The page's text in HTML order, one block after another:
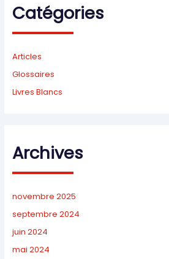
Catégories
Articles
Glossaires
Livres Blancs
Archives
novembre 2025
septembre 2024
juin 2024
mai 2024